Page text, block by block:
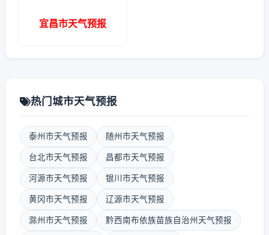
宜昌市天气预报
热门城市天气预报
泰州市天气预报 随州市天气预报
台北市天气预报 昌都市天气预报
河源市天气预报 银川市天气预报
黄冈市天气预报 辽源市天气预报
滁州市天气预报 黔西南布依族苗族自治州天气预报